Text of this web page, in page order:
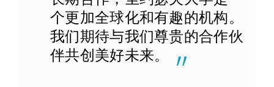
个更加全球化和有趣的机构。
我们期待与我们尊贵的合作伙
伴共创美好未来。